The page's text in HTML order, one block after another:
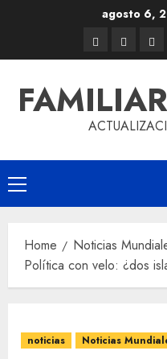
agosto 6,
Home
Noticias
Política con velo: ¿dos
noticias Noticias